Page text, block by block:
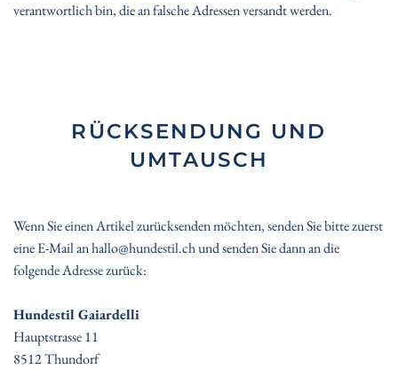
verantwortlich bin, die an falsche Adressen versandt werden.
RÜCKSENDUNG UND
UMTAUSCH
Wenn Sie einen Artikel zurücksenden möchten, senden Sie bitte zuerst
eine E-Mail an hallo@hundestil.ch und senden Sie dann an die
folgende Adresse zurück:
HundestilGaiardelli
Hauptstrasse 11
8512 Thundorf